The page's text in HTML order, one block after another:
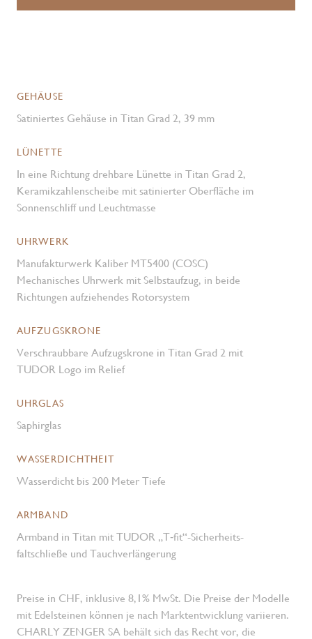
GEHÄUSE
Satiniertes Gehäuse in Titan Grad 2, 39 mm
LÜNETTE
In eine Richtung drehbare Lünette in Titan Grad 2,
Keramikzahlenscheibe mit satinierter Oberfläche im
Sonnenschliff und Leuchtmasse
UHRWERK
Manufakturwerk Kaliber MT5400 (COSC)
Mechanisches Uhrwerk mit Selbstaufzug, in beide
Richtungen aufziehendes Rotorsystem
AUFZUGSKRONE
Verschraubbare Aufzugskrone in Titan Grad 2 mit
TUDOR Logo im Relief
UHRGLAS
Saphirglas
WASSERDICHTHEIT
Wasserdicht bis 200 Meter Tiefe
ARMBAND
Armband in Titan mit TUDOR „T‑fit“-Sicherheits­
faltschließe und Tauchverlängerung
Preise in CHF, inklusive 8,1% MwSt. Die Preise der Modelle
mit Edelsteinen können je nach Marktentwicklung variieren.
CHARLY ZENGER SA behält sich das Recht vor, die